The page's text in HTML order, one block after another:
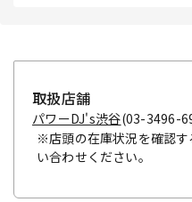
取扱店舗
パワーDJ's渋谷(03-3496-
※店頭の在庫状況を確認
い合わせください。